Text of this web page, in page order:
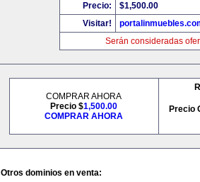
Precio:
$1,500.00
Visitar!
Serán consideradas
COMPRAR AHORA
Precio $1,500.00
COMPRAR AHORA
Precio
Otros dominios en venta: